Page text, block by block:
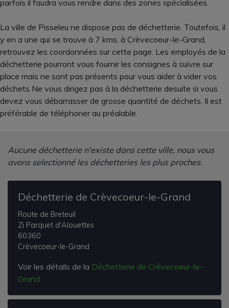
parfois il faudra vous rendre dans des zones spécialisées.
La ville de Pisseleu ne dispose pas de déchetterie. Toutefois, il
y en a une qui se trouve à 7 kms, à Crèvecoeur-le-Grand,
retrouvez les coordonnées sur cette page. Les employés de la
déchetterie pourront vous fournir les consignes à suivre sur
place mais ne sont pas présents pour vous aider à vider vos
déchets Ne vous dirigez pas à la déchetterie desuite si vous
devez vous débarrasser de grosse quantité de déchets. Il est
préférable de téléphoner au préalable.
Aucune déchetterie n'existe dans cette ville, nous vous
avons selectionné les déchetteries les plus proches.
Déchetterie de Crèvecoeur-le-Grand
Route de Breteuil
Zi Parquet d'Alouettes
60360
Crèvecoeur-le-Grand
Voir les détails de la Déchetterie de Crèvecoeur-le-
Grand